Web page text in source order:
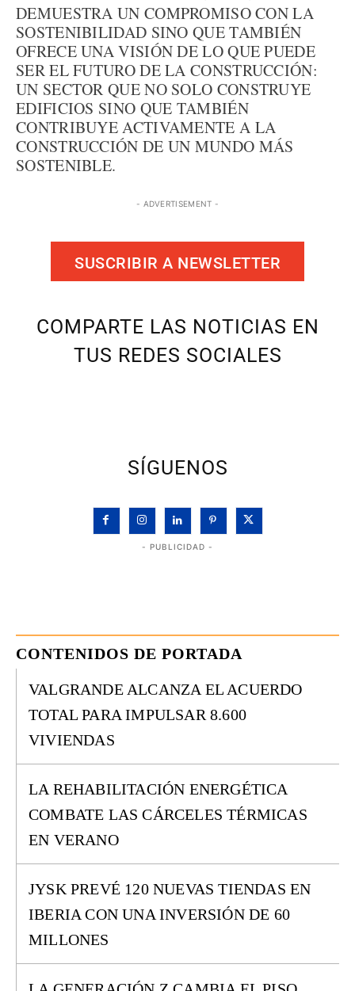
DEMUESTRA UN COMPROMISO CON LA
SOSTENIBILIDAD SINO QUE TAMBIÉN
OFRECE UNA VISIÓN DE LO QUE PUEDE
SER EL FUTURO DE LA CONSTRUCCIÓN:
UN SECTOR QUE NO SOLO CONSTRUYE
EDIFICIOS SINO QUE TAMBIÉN
CONTRIBUYE ACTIVAMENTE A LA
CONSTRUCCIÓN DE UN MUNDO MÁS
SOSTENIBLE.
- ADVERTISEMENT -
SUSCRIBIR A NEWSLETTER
COMPARTE LAS NOTICIAS EN
TUS REDES SOCIALES
SÍGUENOS
- PUBLICIDAD -
CONTENIDOS DE PORTADA
VALGRANDE ALCANZA EL ACUERDO
TOTAL PARA IMPULSAR 8.600
VIVIENDAS
LA REHABILITACIÓN ENERGÉTICA
COMBATE LAS CÁRCELES TÉRMICAS
EN VERANO
JYSK PREVÉ 120 NUEVAS TIENDAS EN
IBERIA CON UNA INVERSIÓN DE 60
MILLONES